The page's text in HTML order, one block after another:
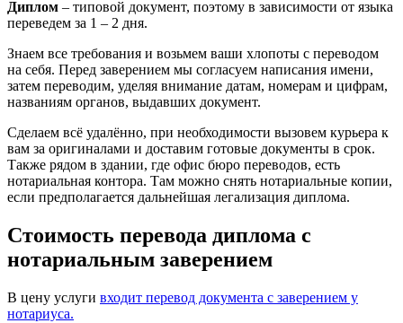
Диплом – типовой документ, поэтому в зависимости от языка
переведем за 1 – 2 дня.
Знаем все требования и возьмем ваши хлопоты с переводом
на себя. Перед заверением мы согласуем написания имени,
затем переводим, уделяя внимание датам, номерам и цифрам,
названиям органов, выдавших документ.
Сделаем всё удалённо, при необходимости вызовем курьера к
вам за оригиналами и доставим готовые документы в срок.
Также рядом в здании, где офис бюро переводов, есть
нотариальная контора. Там можно снять нотариальные копии,
если предполагается дальнейшая легализация диплома.
Стоимость перевода диплома с
нотариальным заверением
В цену услуги входит перевод документа с заверением у
нотариуса.